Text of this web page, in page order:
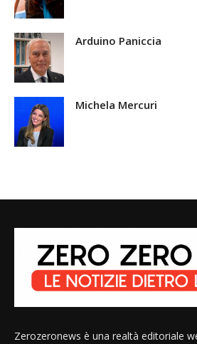
Arduino Paniccia
Michela Mercuri
Zerozeronews è una realtà editoriale